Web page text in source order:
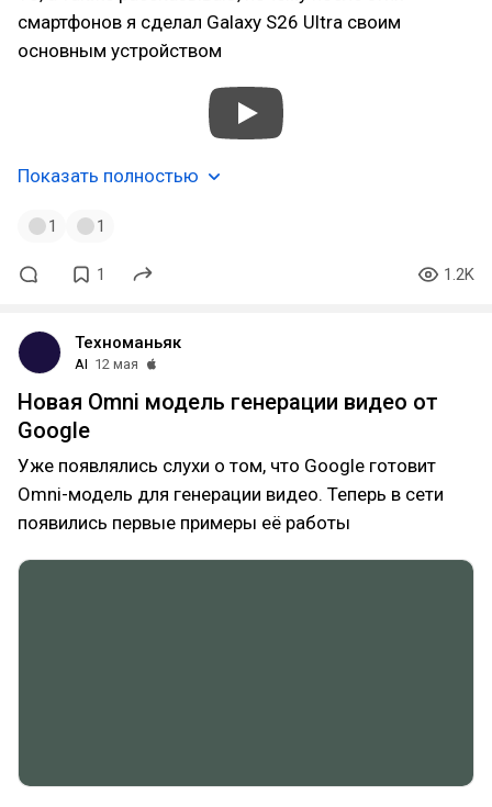
смартфонов я сделал Galaxy S26 Ultra своим
основным устройством
Показать полностью
1 1
1 1.2K
Техноманьяк
AI 12 мая
Новая Omni модель генерации видео от
Google
Уже появлялись слухи о том, что Google готовит
Omni-модель для генерации видео. Теперь в сети
появились первые примеры её работы